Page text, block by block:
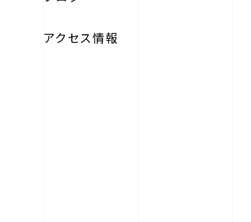
アクセス情報